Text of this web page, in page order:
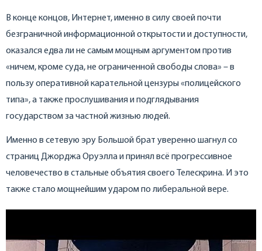
В конце концов, Интернет, именно в силу своей почти
безграничной информационной открытости и доступности,
оказался едва ли не самым мощным аргументом против
«ничем, кроме суда, не ограниченной свободы слова» – в
пользу оперативной карательной цензуры «полицейского
типа», а также прослушивания и подглядывания
государством за частной жизнью людей.
Именно в сетевую эру Большой брат уверенно шагнул со
страниц Джорджа Оруэлла и принял всё прогрессивное
человечество в стальные объятия своего Телескрина. И это
также стало мощнейшим ударом по либеральной вере.